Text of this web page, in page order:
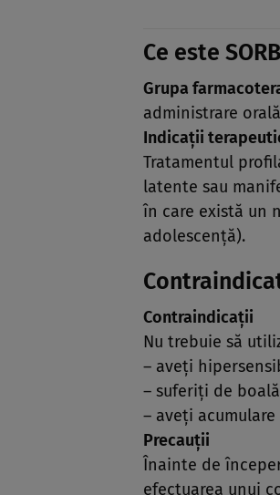
Ce este
Grupa
administrare orală
Indicaţii
Tratamentul
latente sau
în care există un
adolescenţă).
Contraindicaţii
Nu trebuie să
– aveţi
– suferiţi de
– aveţi
Precauţii
Înainte de
efectuarea unui